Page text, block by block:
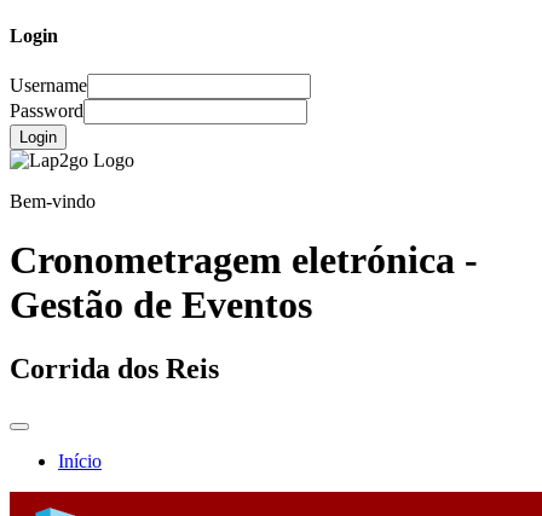
Login
Username
Password
Login
Bem-vindo
Cronometragem eletrónica -
Gestão de Eventos
Corrida dos Reis
Início